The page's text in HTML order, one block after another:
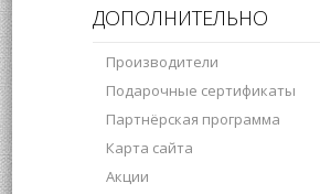
ДОПОЛНИТЕЛЬНО
Производители
Подарочные сертификаты
Партнёрская программа
Карта сайта
Акции